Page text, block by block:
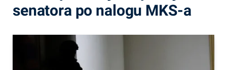
senatora po nalogu MKS-a